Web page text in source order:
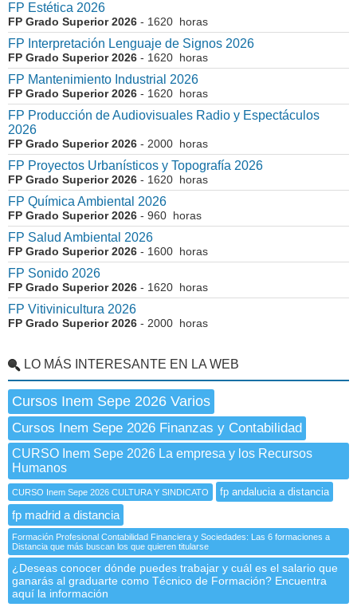
FP Estética 2026
FP Grado Superior 2026 - 1620 horas
FP Interpretación Lenguaje de Signos 2026
FP Grado Superior 2026 - 1620 horas
FP Mantenimiento Industrial 2026
FP Grado Superior 2026 - 1620 horas
FP Producción de Audiovisuales Radio y Espectáculos
2026
FP Grado Superior 2026 - 2000 horas
FP Proyectos Urbanísticos y Topografía 2026
FP Grado Superior 2026 - 1620 horas
FP Química Ambiental 2026
FP Grado Superior 2026 - 960 horas
FP Salud Ambiental 2026
FP Grado Superior 2026 - 1600 horas
FP Sonido 2026
FP Grado Superior 2026 - 1620 horas
FP Vitivinicultura 2026
FP Grado Superior 2026 - 2000 horas
LO MÁS INTERESANTE EN LA WEB
Cursos Inem Sepe 2026 Varios
Cursos Inem Sepe 2026 Finanzas y Contabilidad
CURSO Inem Sepe 2026 La empresa y los Recursos
Humanos
CURSO Inem Sepe 2026 CULTURA Y SINDICATO fp andalucia a distancia
fp madrid a distancia
Formación Profesional Contabilidad Financiera y Sociedades: Las 6 formaciones a
Distancia que más buscan los que quieren titularse
¿Deseas conocer dónde puedes trabajar y cuál es el salario que
ganarás al graduarte como Técnico de Formación? Encuentra
aquí la información